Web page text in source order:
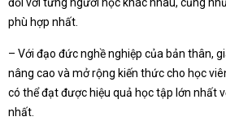
phù hợp nhất.
– Với đạo đức nghề nghiệp của bản thân,
nâng cao và mở rộng kiến thức cho học
có thể đạt được hiệu quả học tập lớn nhất
nhất.